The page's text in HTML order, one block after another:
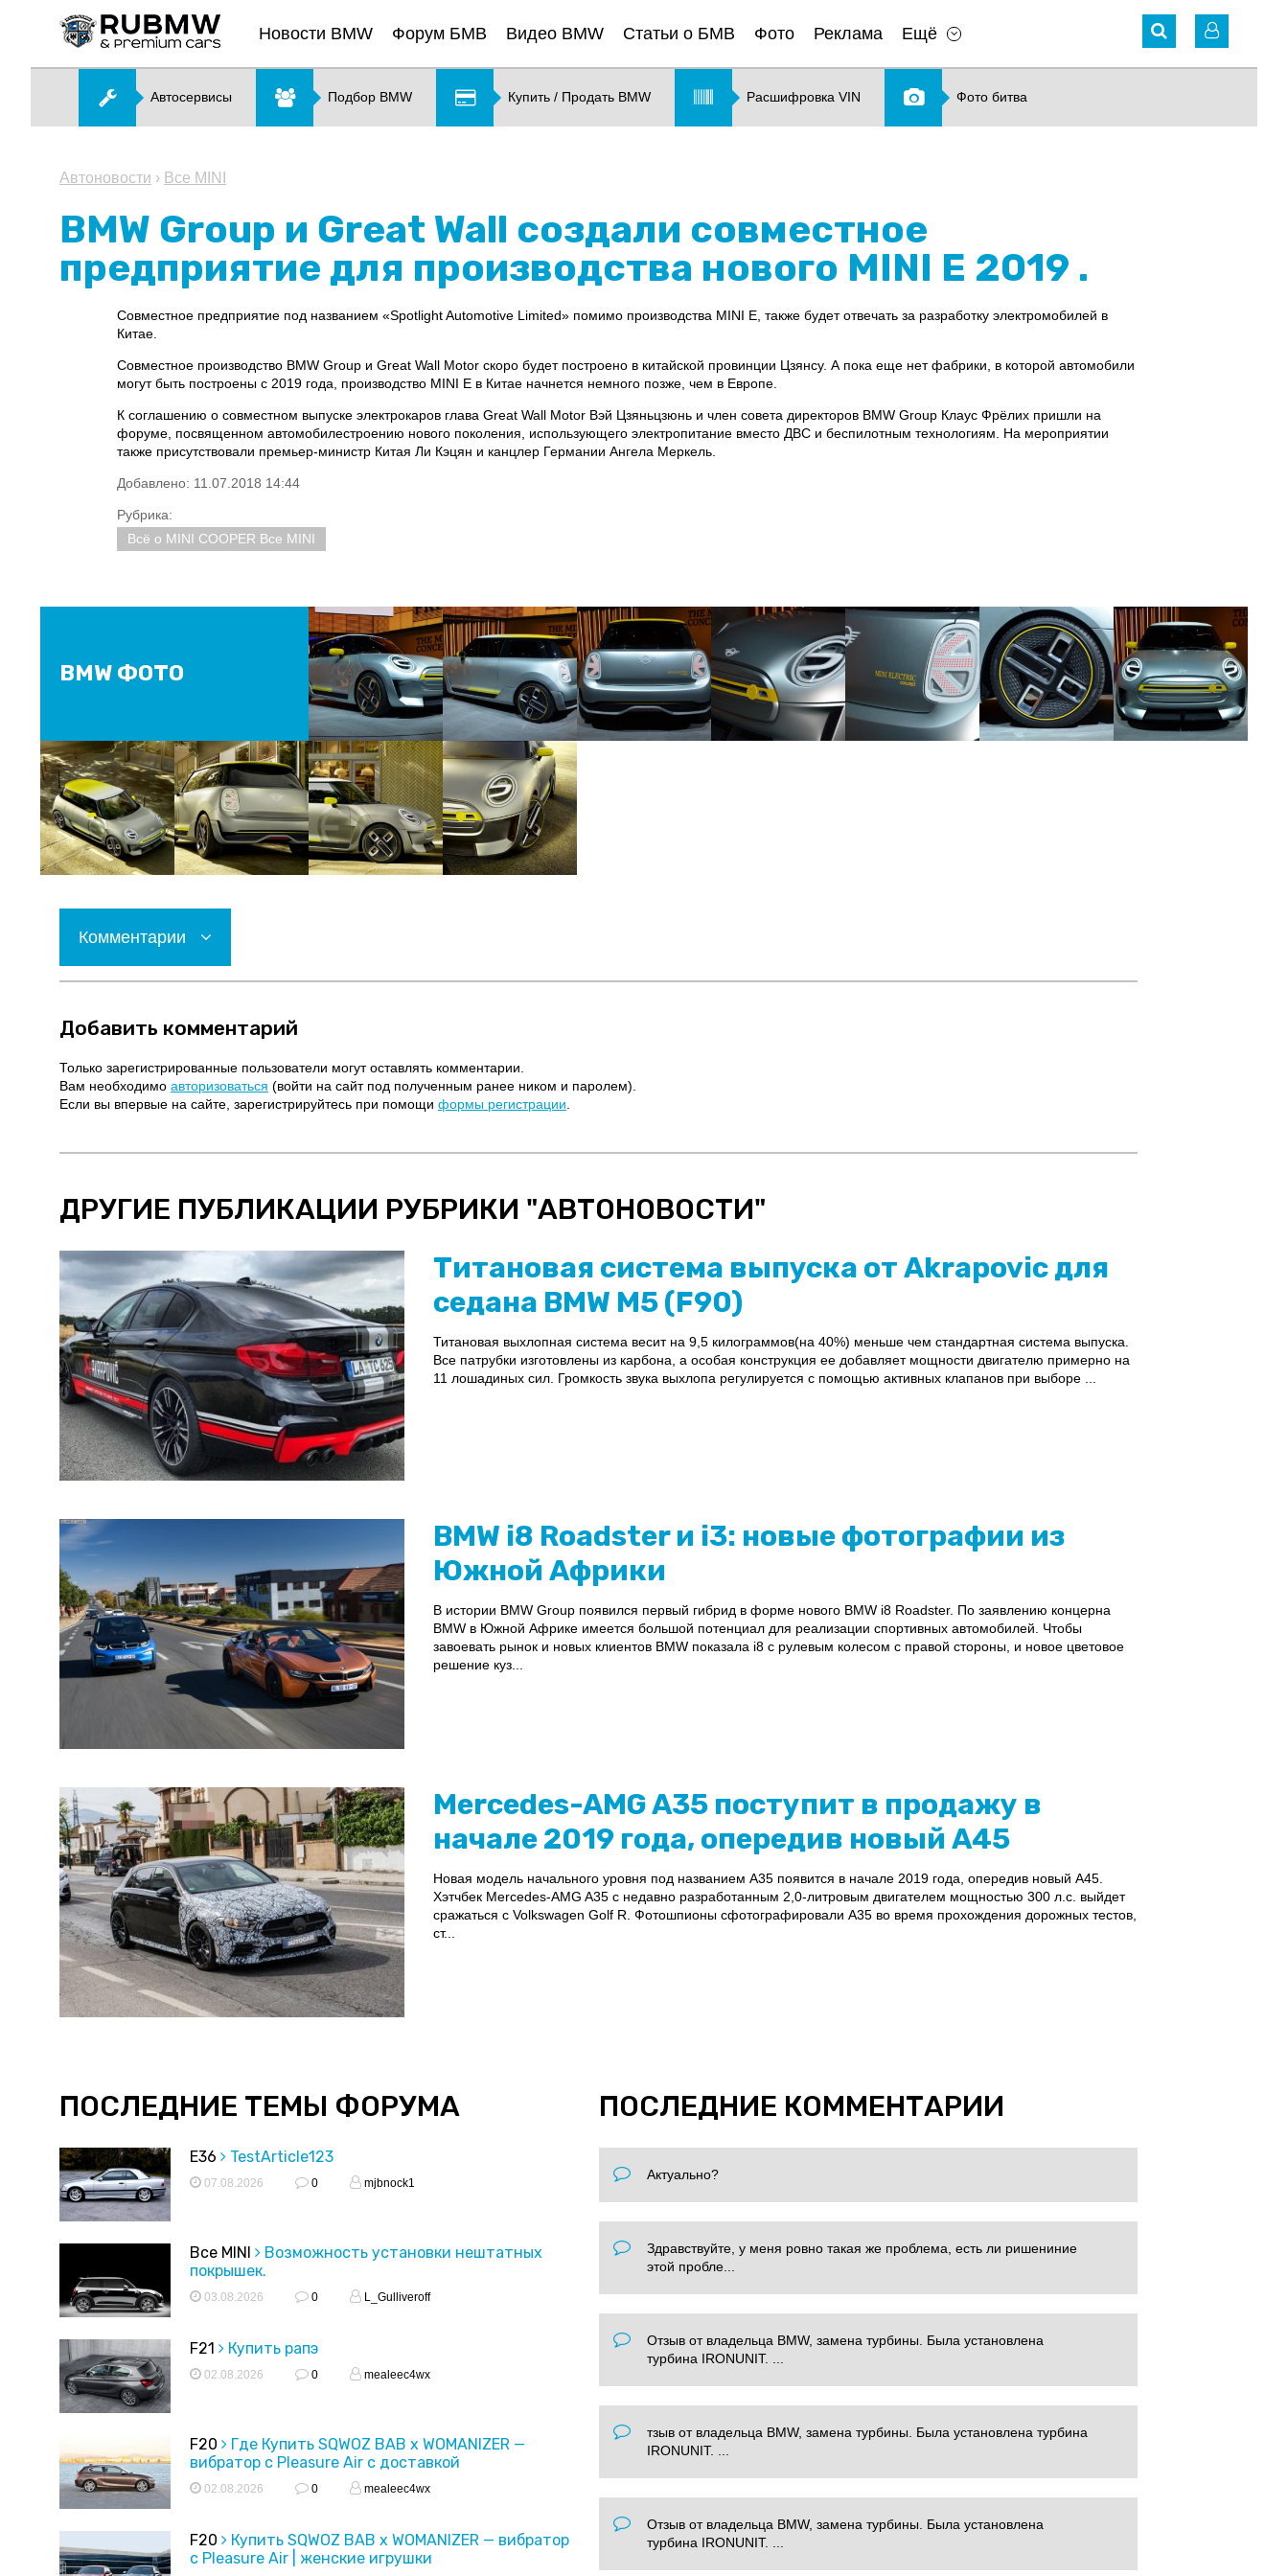
Новости BMW Форум БМВ Видео BMW Статьи о БМВ Фото Реклама Ещё
Автосервисы Подбор BMW Купить / Продать BMW Расшифровка VIN Фото битва
Автоновости › Все MINI
BMW Group и Great Wall создали совместное
предприятие для производства нового MINI E 2019 .
Совместное предприятие под названием «Spotlight Automotive Limited» помимо производства MINI E, также будет отвечать за разработку электромобилей в
Китае.
Совместное производство BMW Group и Great Wall Motor скоро будет построено в китайской провинции Цзянсу. А пока еще нет фабрики, в которой автомобили
могут быть построены с 2019 года, производство MINI E в Китае начнется немного позже, чем в Европе.
К соглашению о совместном выпуске электрокаров глава Great Wall Motor Вэй Цзяньцзюнь и член совета директоров BMW Group Клаус Фрёлих пришли на
форуме, посвященном автомобилестроению нового поколения, использующего электропитание вместо ДВС и беспилотным технологиям. На мероприятии
также присутствовали премьер-министр Китая Ли Кэцян и канцлер Германии Ангела Меркель.
Добавлено: 11.07.2018 14:44
Рубрика:
Всё о MINI COOPER Все MINI
BMW ФОТО
Комментарии
Добавить комментарий
Только зарегистрированные пользователи могут оставлять комментарии.
Вам необходимо авторизоваться (войти на сайт под полученным ранее ником и паролем).
Если вы впервые на сайте, зарегистрируйтесь при помощи формы регистрации
ДРУГИЕ ПУБЛИКАЦИИ РУБРИКИ "АВТОНОВОСТИ"
Титановая система выпуска от Akrapovic для
седана BMW M5 (F90)
Титановая выхлопная система весит на 9,5 килограммов(на 40%) меньше чем стандартная система выпуска.
Все патрубки изготовлены из карбона, а особая конструкция ее добавляет мощности двигателю примерно на
11 лошадиных сил. Громкость звука выхлопа регулируется с помощью активных клапанов при выборе ...
BMW i8 Roadster и i3: новые фотографии из
Южной Африки
В истории BMW Group появился первый гибрид в форме нового BMW i8 Roadster. По заявлению концерна
BMW в Южной Африке имеется большой потенциал для реализации спортивных автомобилей. Чтобы
завоевать рынок и новых клиентов BMW показала i8 с рулевым колесом с правой стороны, и новое цветовое
решение куз...
Mercedes-AMG A35 поступит в продажу в
начале 2019 года, опередив новый А45
Новая модель начального уровня под названием A35 появится в начале 2019 года, опередив новый А45.
Хэтчбек Mercedes-AMG A35 с недавно разработанным 2,0-литровым двигателем мощностью 300 л.с. выйдет
сражаться с Volkswagen Golf R. Фотошпионы сфотографировали А35 во время прохождения дорожных тестов,
ст...
ПОСЛЕДНИЕ ТЕМЫ ФОРУМА
E36 TestArticle123
07.08.2026 0 mjbnock1
Все MINI
Возможность установки нештатных
покрышек.
03.08.2026 0 L_Gulliveroff
F21 Купить рапэ
02.08.2026 0 mealeec4wx
F20
Где Купить SQWOZ BAB x WOMANIZER —
вибратор с Pleasure Air с доставкой
02.08.2026 0 mealeec4wx
F20
Купить SQWOZ BAB x WOMANIZER — вибратор
с Pleasure Air | женские игрушки
ПОСЛЕДНИЕ КОММЕНТАРИИ
Актуально?
Здравствуйте, у меня ровно такая же проблема, есть ли ришениние
этой пробле...
Отзыв от владельца BMW, замена турбины. Была установлена
турбина IRONUNIT. ...
тзыв от владельца BMW, замена турбины. Была установлена турбина
IRONUNIT. ...
Отзыв от владельца BMW, замена турбины. Была установлена
турбина IRONUNIT. ...